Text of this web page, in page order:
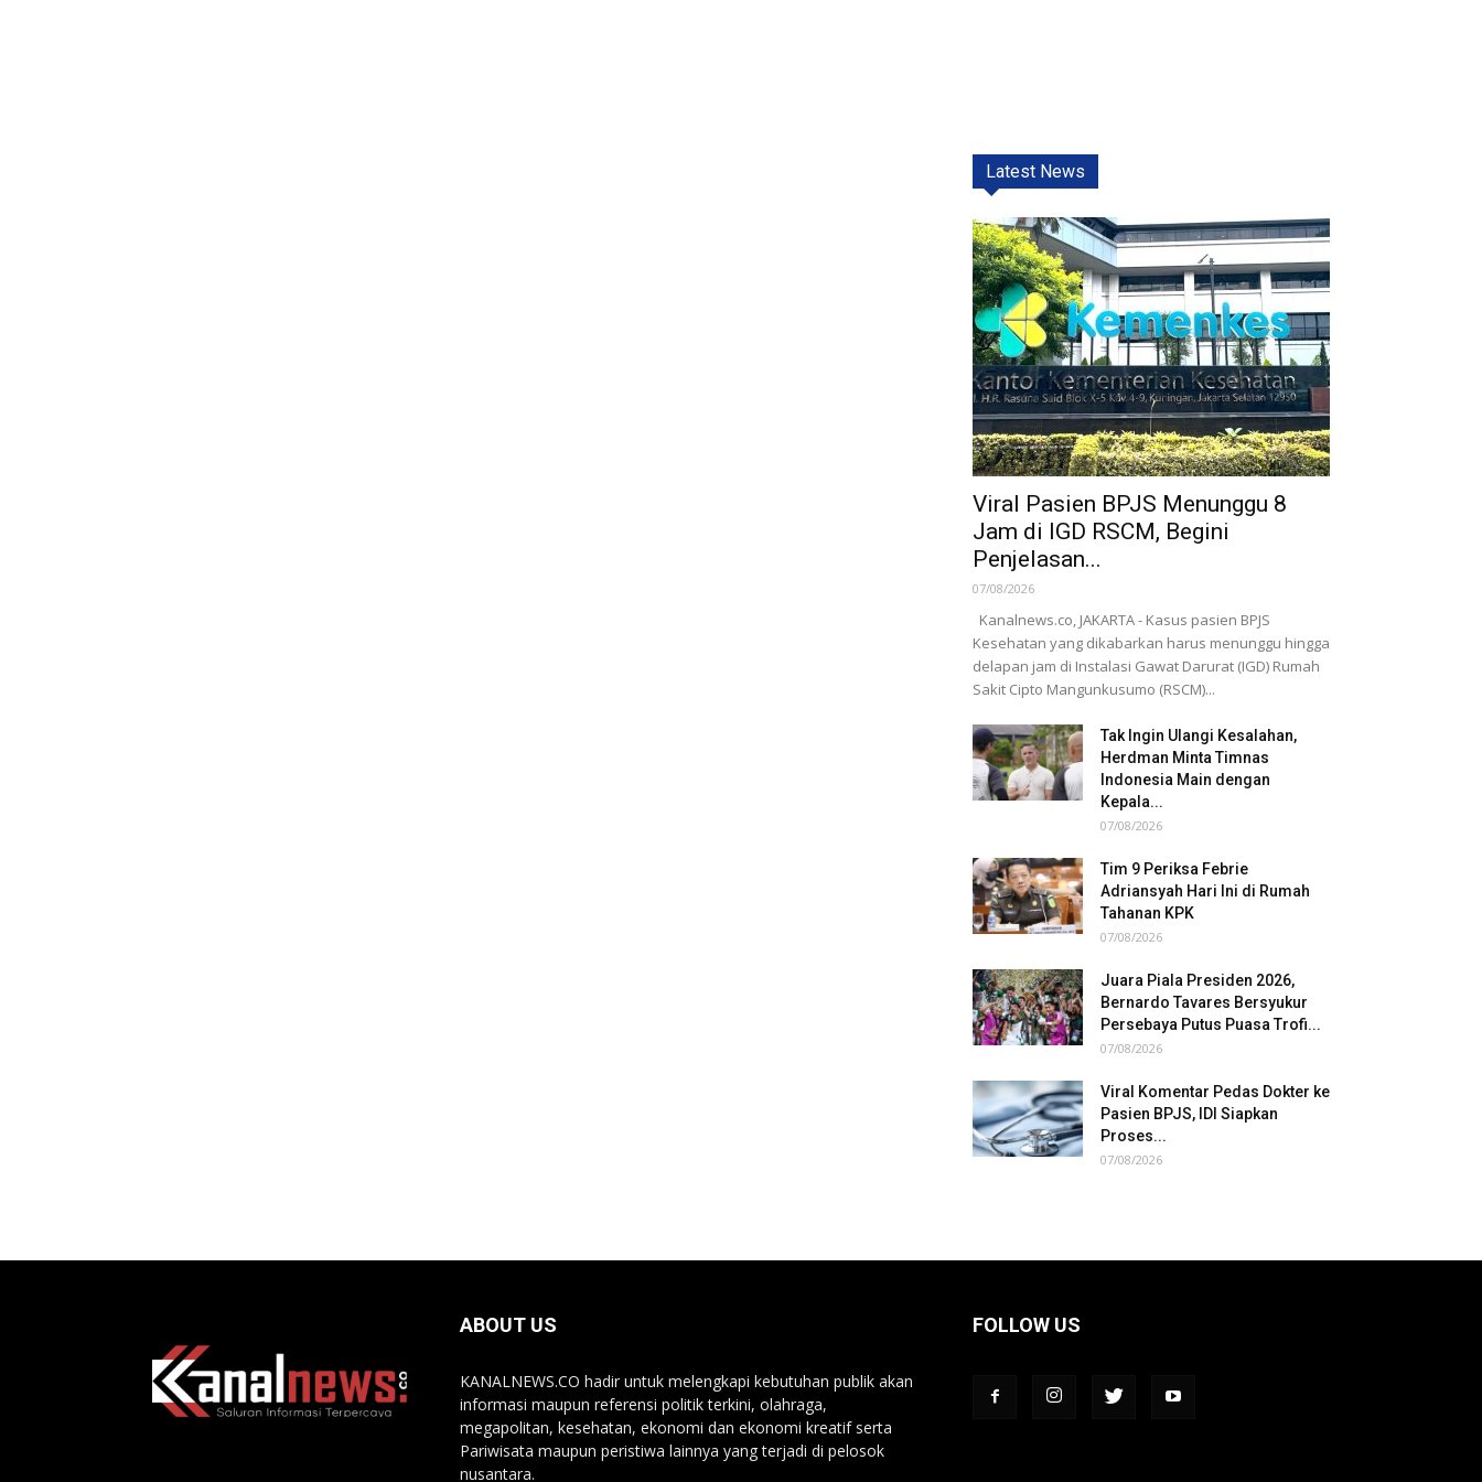
Latest News
Viral Pasien BPJS Menunggu 8
Jam di IGD RSCM, Begini
Penjelasan...
07/08/2026
Kanalnews.co, JAKARTA - Kasus pasien BPJS
Kesehatan yang dikabarkan harus menunggu hingga
delapan jam di Instalasi Gawat Darurat (IGD) Rumah
Sakit Cipto Mangunkusumo (RSCM)...
Tak Ingin Ulangi Kesalahan,
Herdman Minta Timnas
Indonesia Main dengan
Kepala...
07/08/2026
Tim 9 Periksa Febrie
Adriansyah Hari Ini di Rumah
Tahanan KPK
07/08/2026
Juara Piala Presiden 2026,
Bernardo Tavares Bersyukur
Persebaya Putus Puasa Trofi...
07/08/2026
Viral Komentar Pedas Dokter ke
Pasien BPJS, IDI Siapkan
Proses...
07/08/2026
ABOUT US
KANALNEWS.CO hadir untuk melengkapi kebutuhan publik akan
informasi maupun referensi politik terkini, olahraga,
megapolitan, kesehatan, ekonomi dan ekonomi kreatif serta
Pariwisata maupun peristiwa lainnya yang terjadi di pelosok
nusantara.
FOLLOW US